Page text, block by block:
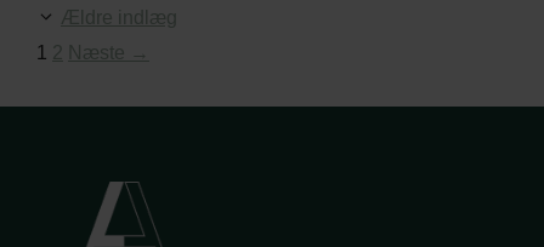
Ældre indlæg
Side
1 Side
2 Næste →